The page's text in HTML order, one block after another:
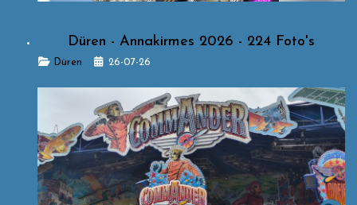
Düren - Annakirmes 2026 - 224 Foto's
Details
Düren 26-07-26